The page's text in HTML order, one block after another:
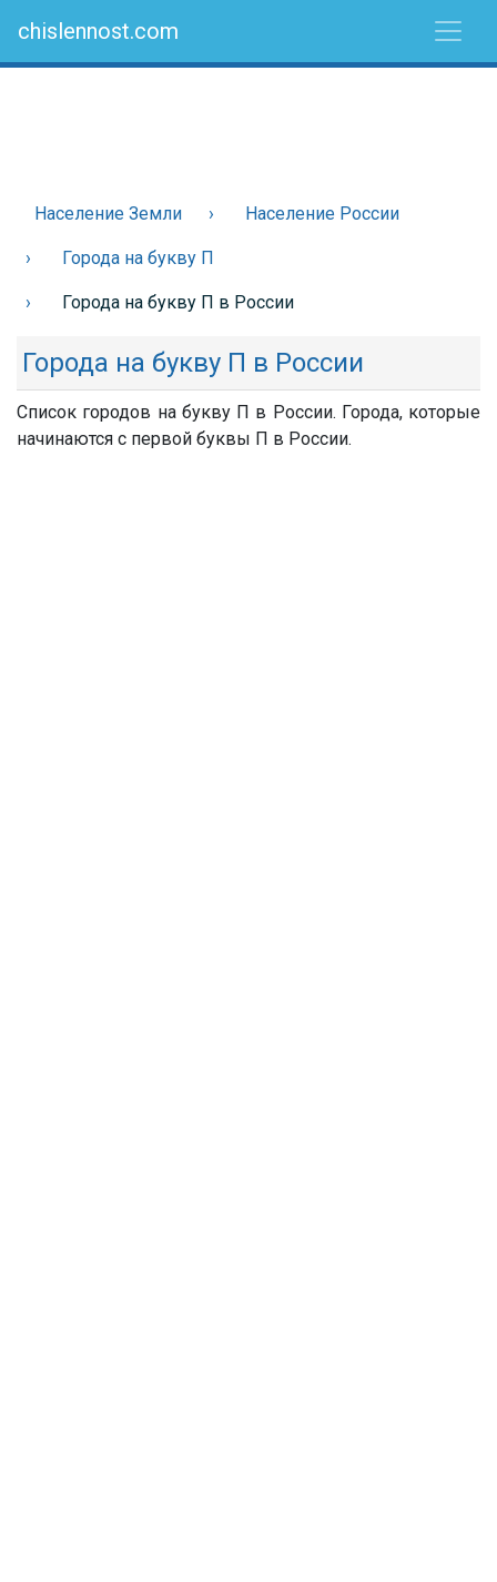
chislennost.com
Население Земли Население России
Города на букву П
Города на букву П в России
Города на букву П в России
Список городов на букву П в России. Города, которые
начинаются с первой буквы П в России.